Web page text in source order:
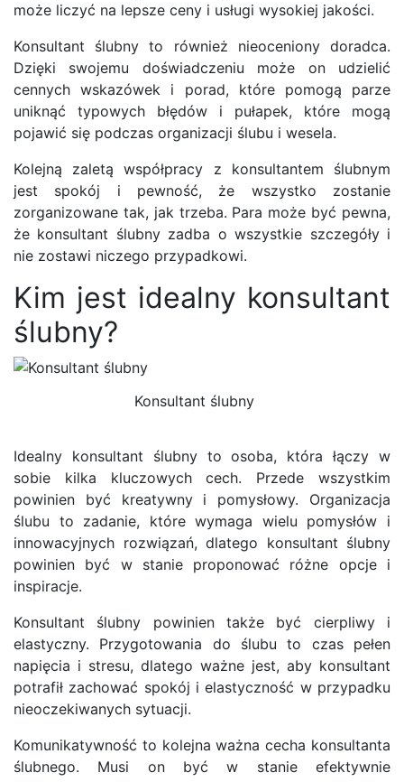
może liczyć na lepsze ceny i usługi wysokiej jakości.
Konsultant ślubny to również nieoceniony doradca.
Dzięki swojemu doświadczeniu może on udzielić
cennych wskazówek i porad, które pomogą parze
uniknąć typowych błędów i pułapek, które mogą
pojawić się podczas organizacji ślubu i wesela.
Kolejną zaletą współpracy z konsultantem ślubnym
jest spokój i pewność, że wszystko zostanie
zorganizowane tak, jak trzeba. Para może być pewna,
że konsultant ślubny zadba o wszystkie szczegóły i
nie zostawi niczego przypadkowi.
Kim jest idealny konsultant
ślubny?
Konsultant ślubny
Idealny konsultant ślubny to osoba, która łączy w
sobie kilka kluczowych cech. Przede wszystkim
powinien być kreatywny i pomysłowy. Organizacja
ślubu to zadanie, które wymaga wielu pomysłów i
innowacyjnych rozwiązań, dlatego konsultant ślubny
powinien być w stanie proponować różne opcje i
inspiracje.
Konsultant ślubny powinien także być cierpliwy i
elastyczny. Przygotowania do ślubu to czas pełen
napięcia i stresu, dlatego ważne jest, aby konsultant
potrafił zachować spokój i elastyczność w przypadku
nieoczekiwanych sytuacji.
Komunikatywność to kolejna ważna cecha konsultanta
ślubnego. Musi on być w stanie efektywnie